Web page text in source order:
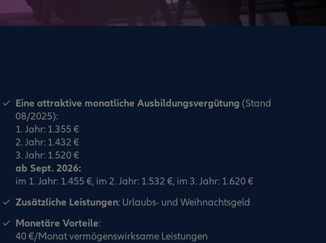
Eine attraktive monatliche Ausbildungsvergütung (Stand
08/2025):
1. Jahr: 1.355 €
2. Jahr: 1.432 €
3. Jahr: 1.520 €
ab Sept. 2026:
im 1. Jahr: 1.455 €, im 2. Jahr: 1.532 €, im 3. Jahr: 1.620 €
Zusätzliche Leistungen: Urlaubs- und Weihnachtsgeld
Monetäre Vorteile:
40 €/Monat vermögenswirksame Leistungen